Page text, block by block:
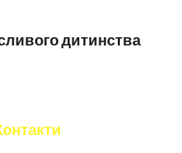
дитинства